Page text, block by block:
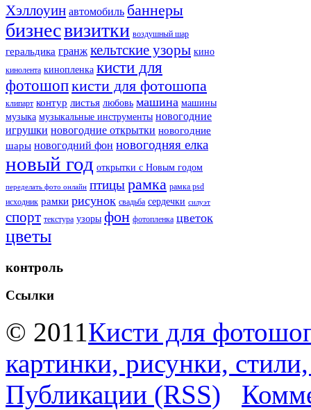
Хэллоуин автомобиль баннеры
бизнесвизитки воздушный шар
геральдика гранж кельтские узоры кино
кинолента кинопленка кисти для
фотошопкисти для фотошопа
клипарт контур листья любовь машина машины
музыка музыкальные инструменты новогодние
игрушки новогодние открытки новогодние
шары новогодний фон новогодняя елка
новый год открытки с Новым годом
переделать фото онлайн птицырамка рамка psd
исходник рамки рисунок свадьба сердечки силуэт
спорт текстура узоры фон фотопленка цветок
цветы
контроль
Ссылки
© 2011Кисти для
картинки, рисунки,
Публикации (RSS)